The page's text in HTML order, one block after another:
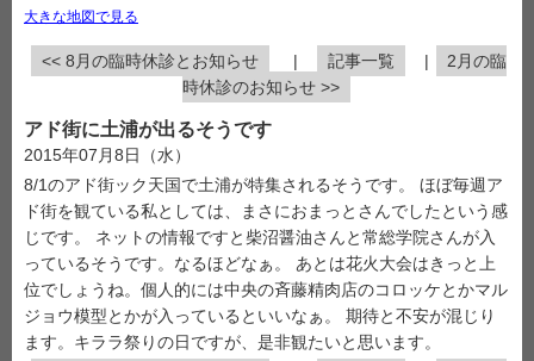
大きな地図で見る
<< 8月の臨時休診とお知らせ | 記事一覧 |
2月の臨
時休診のお知らせ >>
アド街に土浦が出るそうです
2015年07月8日（水）
8/1のアド街ック天国で土浦が特集されるそうです。 ほぼ毎週ア
ド街を観ている私としては、まさにおまっとさんでしたという感
じです。 ネットの情報ですと柴沼醤油さんと常総学院さんが入
っているそうです。なるほどなぁ。 あとは花火大会はきっと上
位でしょうね。個人的には中央の斉藤精肉店のコロッケとかマル
ジョウ模型とかが入っているといいなぁ。 期待と不安が混じり
ます。キララ祭りの日ですが、是非観たいと思います。